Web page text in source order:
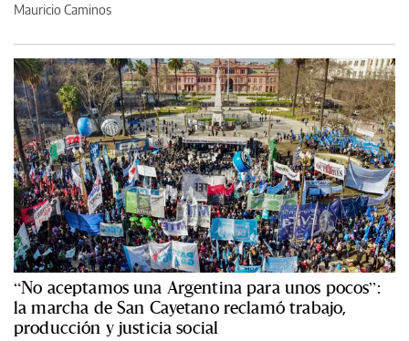
Mauricio Caminos
“No aceptamos una Argentina para unos pocos”:
la marcha de San Cayetano reclamó trabajo,
producción y justicia social